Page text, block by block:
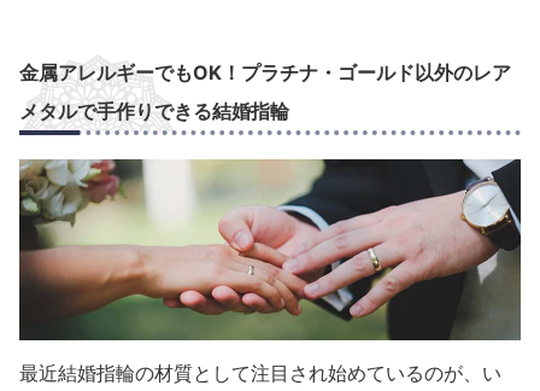
金属アレルギーでもOK！プラチナ・ゴールド以外のレア
メタルで手作りできる結婚指輪
最近結婚指輪の材質として注目され始めているのが、い